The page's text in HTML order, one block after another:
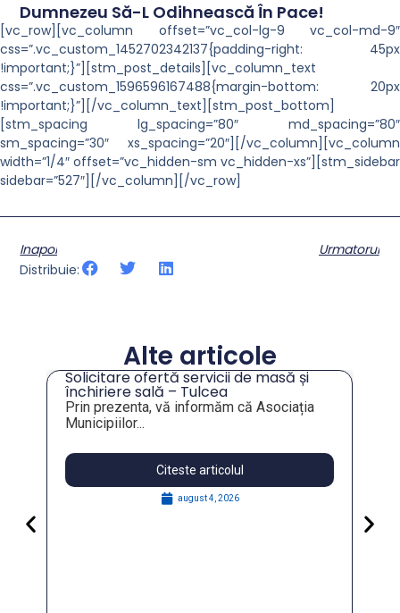
Dumnezeu Să-L Odihnească În Pace!
[vc_row][vc_column offset=”vc_col-lg-9 vc_col-md-9″
css=”.vc_custom_1452702342137{padding-right: 45px
!important;}”][stm_post_details][vc_column_text
css=”.vc_custom_1596596167488{margin-bottom: 20px
!important;}”][/vc_column_text][stm_post_bottom]
[stm_spacing lg_spacing=”80″ md_spacing=”80″
sm_spacing=”30″ xs_spacing=”20″][/vc_column][vc_column
width=”1/4″ offset=”vc_hidden-sm vc_hidden-xs”][stm_sidebar
sidebar=”527″][/vc_column][/vc_row]
Inapoi
Urmatorul
Distribuie:
Alte articole
Solicitare ofertă servicii de masă și
închiriere sală – Tulcea
Prin prezenta, vă informăm că Asociația
Municipiilor...
Citeste articolul
august 4, 2026